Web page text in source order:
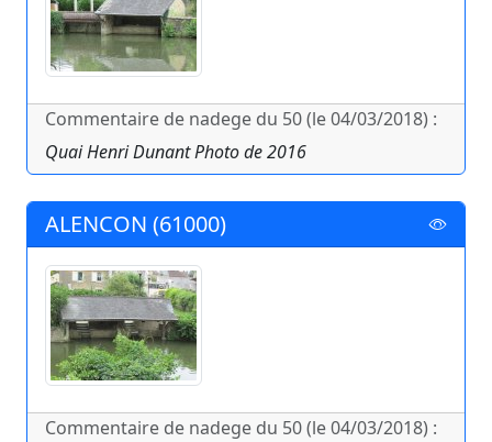
Commentaire de nadege du 50 (le 04/03/2018) :
Quai Henri Dunant Photo de 2016
ALENCON (61000)
Commentaire de nadege du 50 (le 04/03/2018) :